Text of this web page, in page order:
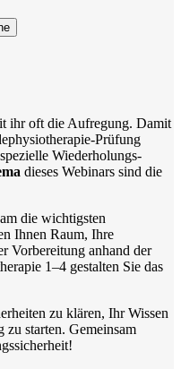
ihr oft die Aufregung. Damit
Prüfung
Wiederholungs-
dieses Webinars sind die
die wichtigsten
Ihnen Raum, Ihre
Vorbereitung anhand der
1–4 gestalten Sie das
zu klären, Ihr Wissen
zu starten. Gemeinsam